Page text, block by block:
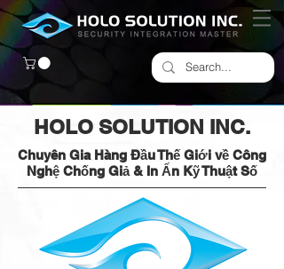
HOLO SOLUTION INC.
Chuyên Gia Hàng Đầu Thế Giới về Công
Nghệ Chống Giả & In Ấn Kỹ Thuật Số